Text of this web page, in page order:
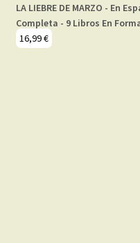
LA LIEBRE DE MARZO - En
Completa - 9 Libros En
16,99€